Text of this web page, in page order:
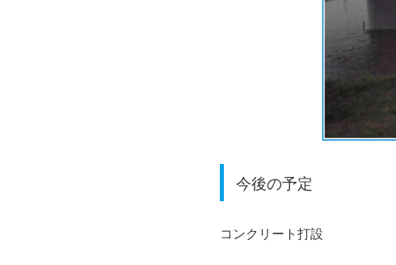
今後の予定
コンクリート打設